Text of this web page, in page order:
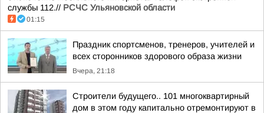
службы 112.// РСЧС Ульяновской области
01:15
Праздник спортсменов, тренеров, учителей и
всех сторонников здорового образа жизни
Вчера, 21:18
Строители будущего.. 101 многоквартирный
дом в этом году капитально отремонтируют в